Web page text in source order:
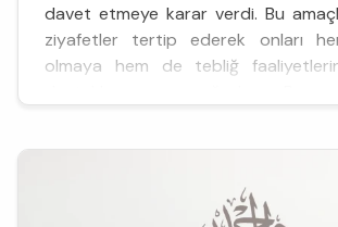
davet etmeye karar verdi. Bu
ziyafetler tertip ederek onları
olmaya hem de tebliğ